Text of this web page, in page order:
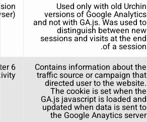
Used only with old Urchin
versions of Google Analytics
and not with GA.js. Was used to
distinguish between new
sessions and visits at the end
of a session.
Contains information about the
traffic source or campaign that
directed user to the website.
The cookie is set when the
GA.js javascript is loaded and
updated when data is sent to
the Google Anaytics server